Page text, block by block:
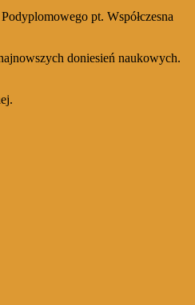
pt. Współczesna
doniesień naukowych.